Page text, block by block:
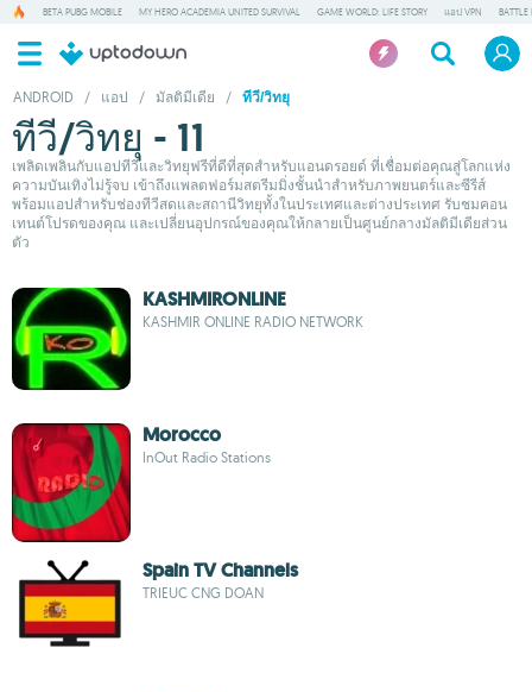
BETA PUBG MOBILE MY HERO ACADEMIA UNITED SURVIVAL GAME WORLD: LIFE STORY แอป VPN BATTLE
ANDROID / แอป / มัลติมีเดีย / ทีวี/วิทยุ
ทีวี/วิทยุ - 11
เพลิดเพลินกับแอปทีวีและวิทยุฟรีที่ดีที่สุดสำหรับแอนดรอยด์ ที่เชื่อมต่อคุณสู่โลกแห่ง
ความบันเทิงไม่รู้จบ เข้าถึงแพลตฟอร์มสตรีมมิ่งชั้นนำสำหรับภาพยนตร์และซีรีส์
พร้อมแอปสำหรับช่องทีวีสดและสถานีวิทยุทั้งในประเทศและต่างประเทศ รับชมคอน
เทนต์โปรดของคุณ และเปลี่ยนอุปกรณ์ของคุณให้กลายเป็นศูนย์กลางมัลติมีเดียส่วน
ตัว
KASHMIRONLINE
KASHMIR ONLINE RADIO NETWORK
Morocco
InOut Radio Stations
Spain TV Channels
TRIEUC CNG DOAN